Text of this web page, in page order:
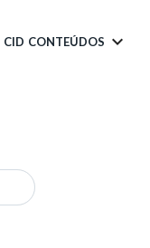
CID CONTEÚDOS